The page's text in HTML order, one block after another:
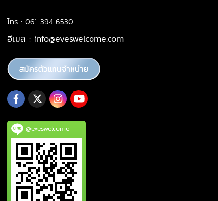
โทร : 061-394-6530
อีเมล : info@eveswelcome.com
@eveswelcome